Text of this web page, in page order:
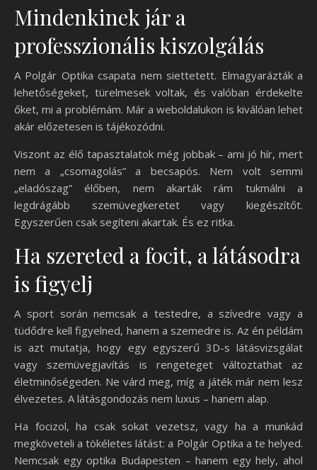
Mindenkinek jár a
professzionális kiszolgálás
A Polgár Optika csapata nem siettetett. Elmagyarázták a
lehetőségeket, türelmesek voltak, és valóban érdekelte
őket, mi a problémám. Már a weboldalukon is kiválóan lehet
akár előzetesen is tájékozódni.
Viszont az élő tapasztalatok még jobbak – ami jó hír, mert
nem a „csomagolás” a becsapós. Nem volt semmi
„eladószag” élőben, nem akarták rám tukmálni a
legdrágább szemüvegkeretet vagy kiegészítőt.
Egyszerűen csak segíteni akartak. És ez ritka.
Ha szereted a focit, a látásodra
is figyelj
A sport során nemcsak a testedre, a szívedre vagy a
tüdődre kell figyelned, hanem a szemedre is. Az én példám
is azt mutatja, hogy egy egyszerű 3D-s látásvizsgálat
vagy szemüvegjavítás is rengeteget változtathat az
életminőségeden. Ne várd meg, míg a játék már nem lesz
élvezetes. A látásgondozás nem luxus – hanem alap.
Ha focizol, ha csak sokat vezetsz, vagy ha a munkád
megköveteli a tökéletes látást: a Polgár Optika a te helyed.
Nemcsak egy optika Budapesten – hanem egy hely, ahol